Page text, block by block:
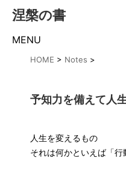
涅槃の書
MENU
HOME > Notes >
予知力を備えて人
人生を変えるもの
それは何かといえば「行